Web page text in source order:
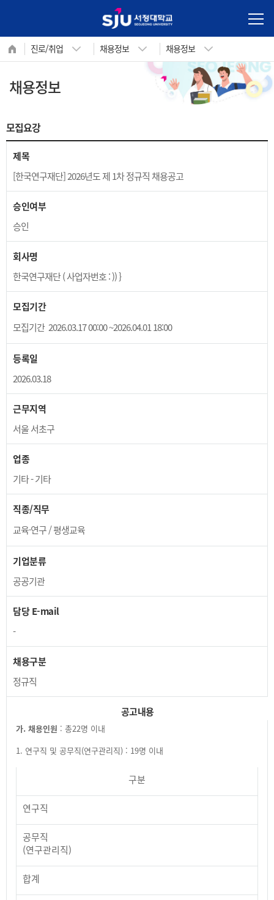
주메뉴 바로가기
본문내용 바로가기
사이트정보 바로가기
내 꿈을 향한 첫 걸음!
채용정보
진로/취업 채용정보 채용정보
모집요강
제목
[한국연구재단] 2026년도 제 1차 정규직 채용공고
승인여부
승인
회사명
한국연구재단 ( 사업자번호 : )) }
모집기간
모집기간 2026.03.17 00:00 ~2026.04.01 18:00
등록일
2026.03.18
근무지역
서울 서초구
업종
기타 - 기타
직종/직무
교육·연구 / 평생교육
기업분류
공공기관
담당 E-mail
-
채용구분
정규직
공고내용
가. 채용인원 : 총22명 이내
1. 연구직 및 공무직(연구관리직) : 19명 이내
구분
연구직
공무직
(연구관리직)
합계